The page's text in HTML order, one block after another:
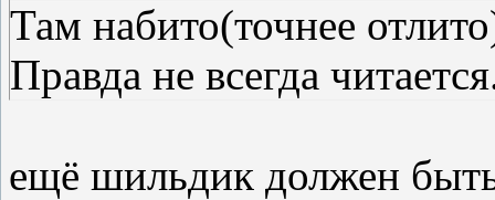
Там набито(точнее
Правда не всегда
ещё шильдик должен быть